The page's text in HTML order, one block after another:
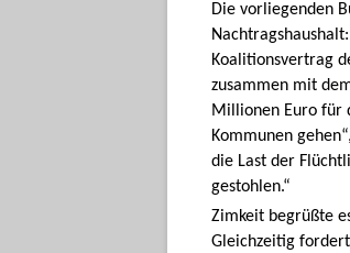
Die vorliegenden
Koalitionsvertrag
zusammen mit
Millionen Euro für
Kommunen
die Last der
gestohlen.“
Zimkeit begrüßte
Gleichzeitig